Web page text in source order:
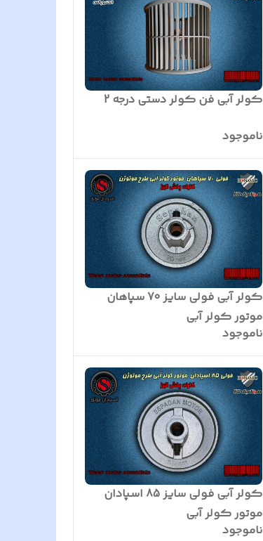
کولر آبی فن کولر دستی درجه 2
ناموجود
کولر آبی فولی سایز 70 سپاهان
موتور کولر آبی
ناموجود
کولر آبی فولی سایز 85 اسپادان
موتور کولر آبی
ناموجود